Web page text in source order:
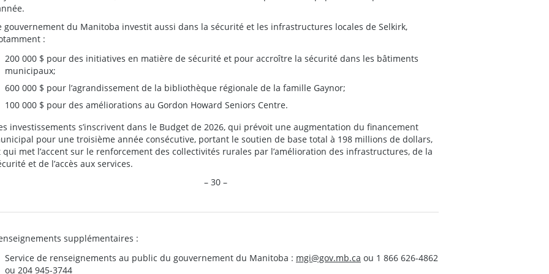
gouvernement du Manitoba investit aussi dans la sécurité et les infrastructures locales de Selkirk,
:
200 000 $ pour des initiatives en matière de sécurité et pour accroître la sécurité dans les bâtiments
municipaux;
600 000 $ pour l’agrandissement de la bibliothèque régionale de la famille Gaynor;
100 000 $ pour des améliorations au Gordon Howard Seniors Centre.
investissements s’inscrivent dans le Budget de 2026, qui prévoit une augmentation du financement
pour une troisième année consécutive, portant le soutien de base total à 198 millions de dollars,
qui met l’accent sur le renforcement des collectivités rurales par l’amélioration des infrastructures, de la
et de l’accès aux services.
– 30 –
supplémentaires :
Service de renseignements au public du gouvernement du Manitoba : mgi@gov.mb.ca ou 1 866 626-4862
ou 204 945-3744